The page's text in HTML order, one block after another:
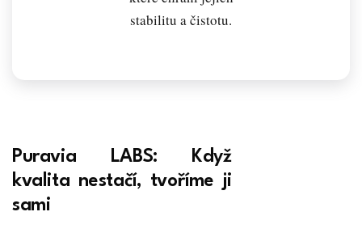
stabilitu a čistotu.
Puravia LABS: Když
kvalita nestačí, tvoříme ji
sami